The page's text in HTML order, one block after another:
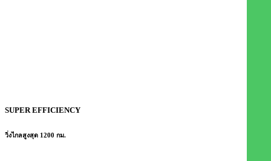
SUPER EFFICIENCY
วิ่งไกลสูงสุด 1200 กม.​​​